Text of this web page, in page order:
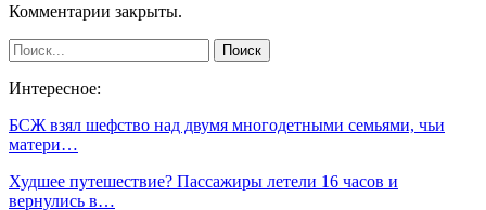
Комментарии закрыты.
Интересное:
БСЖ взял шефство над двумя многодетными семьями, чьи
матери…
Худшее путешествие? Пассажиры летели 16 часов и
вернулись в…